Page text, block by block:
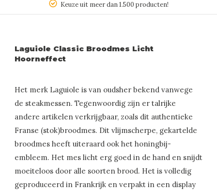
Keuze uit meer dan 1.500 producten!
Laguiole Classic Broodmes Licht
Hoorneffect
Het merk Laguiole is van oudsher bekend vanwege
de steakmessen. Tegenwoordig zijn er talrijke
andere artikelen verkrijgbaar, zoals dit authentieke
Franse (stok)broodmes. Dit vlijmscherpe, gekartelde
broodmes heeft uiteraard ook het honingbij-
embleem. Het mes licht erg goed in de hand en snijdt
moeiteloos door alle soorten brood. Het is volledig
geproduceerd in Frankrijk en verpakt in een display